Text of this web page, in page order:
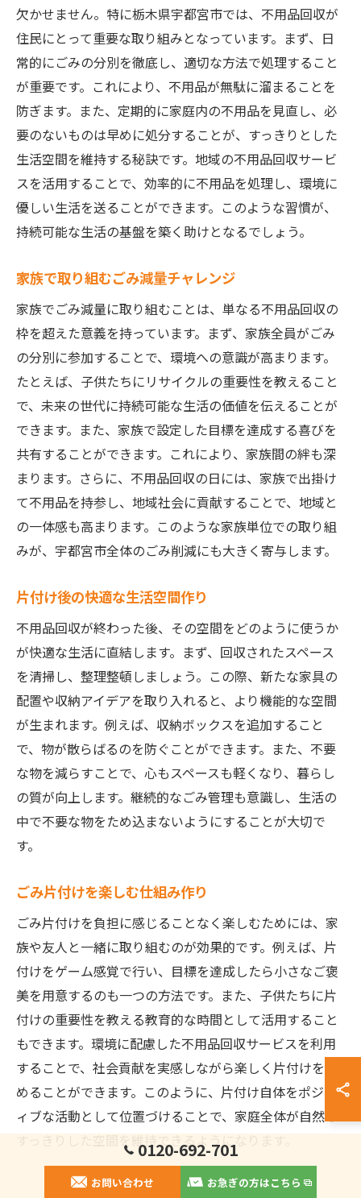
欠かせません。特に栃木県宇都宮市では、不用品回収が
住民にとって重要な取り組みとなっています。まず、日
常的にごみの分別を徹底し、適切な方法で処理すること
が重要です。これにより、不用品が無駄に溜まることを
防ぎます。また、定期的に家庭内の不用品を見直し、必
要のないものは早めに処分することが、すっきりとした
生活空間を維持する秘訣です。地域の不用品回収サービ
スを活用することで、効率的に不用品を処理し、環境に
優しい生活を送ることができます。このような習慣が、
持続可能な生活の基盤を築く助けとなるでしょう。
家族で取り組むごみ減量チャレンジ
家族でごみ減量に取り組むことは、単なる不用品回収の
枠を超えた意義を持っています。まず、家族全員がごみ
の分別に参加することで、環境への意識が高まります。
たとえば、子供たちにリサイクルの重要性を教えること
で、未来の世代に持続可能な生活の価値を伝えることが
できます。また、家族で設定した目標を達成する喜びを
共有することができます。これにより、家族間の絆も深
まります。さらに、不用品回収の日には、家族で出掛け
て不用品を持参し、地域社会に貢献することで、地域と
の一体感も高まります。このような家族単位での取り組
みが、宇都宮市全体のごみ削減にも大きく寄与します。
片付け後の快適な生活空間作り
不用品回収が終わった後、その空間をどのように使うか
が快適な生活に直結します。まず、回収されたスペース
を清掃し、整理整頓しましょう。この際、新たな家具の
配置や収納アイデアを取り入れると、より機能的な空間
が生まれます。例えば、収納ボックスを追加すること
で、物が散らばるのを防ぐことができます。また、不要
な物を減らすことで、心もスペースも軽くなり、暮らし
の質が向上します。継続的なごみ管理も意識し、生活の
中で不要な物をため込まないようにすることが大切で
す。
ごみ片付けを楽しむ仕組み作り
ごみ片付けを負担に感じることなく楽しむためには、家
族や友人と一緒に取り組むのが効果的です。例えば、片
付けをゲーム感覚で行い、目標を達成したら小さなご褒
美を用意するのも一つの方法です。また、子供たちに片
付けの重要性を教える教育的な時間として活用すること
もできます。環境に配慮した不用品回収サービスを利用
することで、社会貢献を実感しながら楽しく片付けを進
めることができます。このように、片付け自体をポジテ
ィブな活動として位置づけることで、家庭全体が自然と
すっきりした空間を維持できるようになります。
0120-692-701
お問い合わせ お急ぎの方はこちら